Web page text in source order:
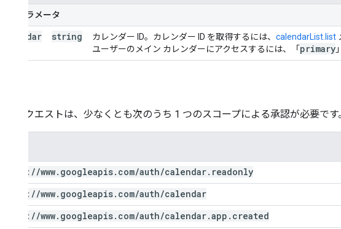
パスパラメータ
calendar
string カレンダー ID。カレンダー ID を取得するには、 calendarList.list
ユーザーのメイン カレンダーにアクセスするには、「 primary
このリクエストは、少なくとも次のうち 1 つのスコープによる承認が必要です
https: //www. googleapis. com/auth/calendar. readonly
https: //www. googleapis. com/auth/calendar
https: //www. googleapis. com/auth/calendar.app . created